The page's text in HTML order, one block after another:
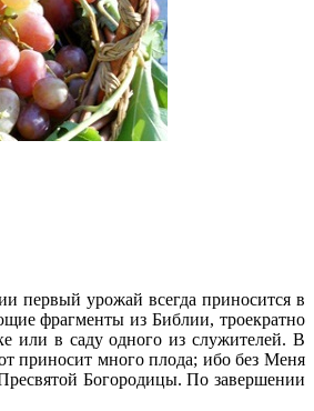
первый урожай всегда приносится в
фрагменты из Библии, троекратно
или в саду одного из служителей. В
приносит много плода; ибо без Меня
Богородицы. По завершении